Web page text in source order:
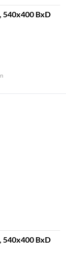
540x400 BxD
540x400 BxD